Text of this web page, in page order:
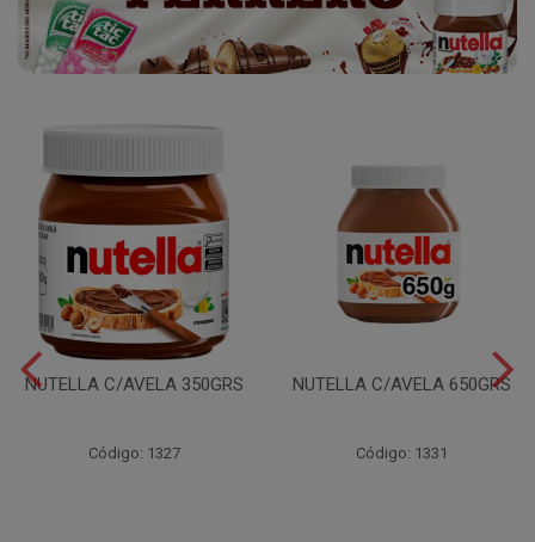
NUTELLA C/AVELA 350GRS
Código: 1327
NUTELLA C/AVELA 650GRS
Código: 1331